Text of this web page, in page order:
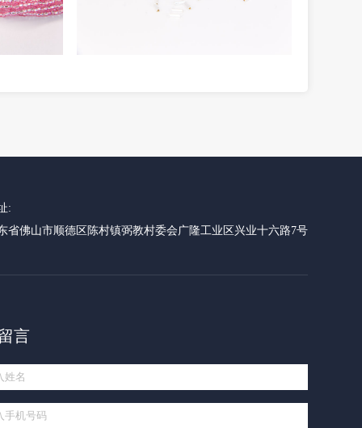
:
省佛山市顺德区陈村镇弼教村委会广隆工业区兴业十六路7号
言